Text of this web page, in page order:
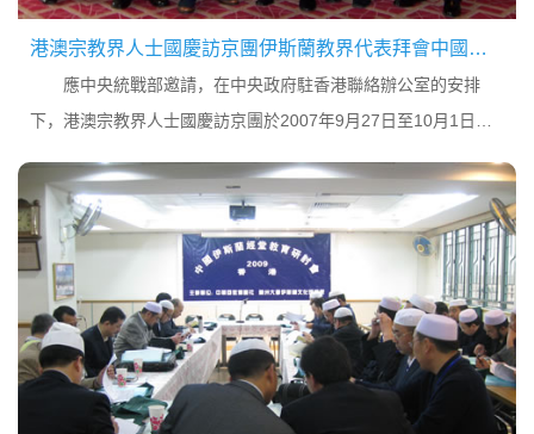
港澳宗教界人士國慶訪京團伊斯蘭教界代表拜會中國伊協
應中央統戰部邀請，在中央政府駐香港聯絡辦公室的安排
下，港澳宗教界人士國慶訪京團於2007年9月27日至10月1日訪
了國慶招待會等觀禮活動。國慶訪京團伊斯蘭教界...